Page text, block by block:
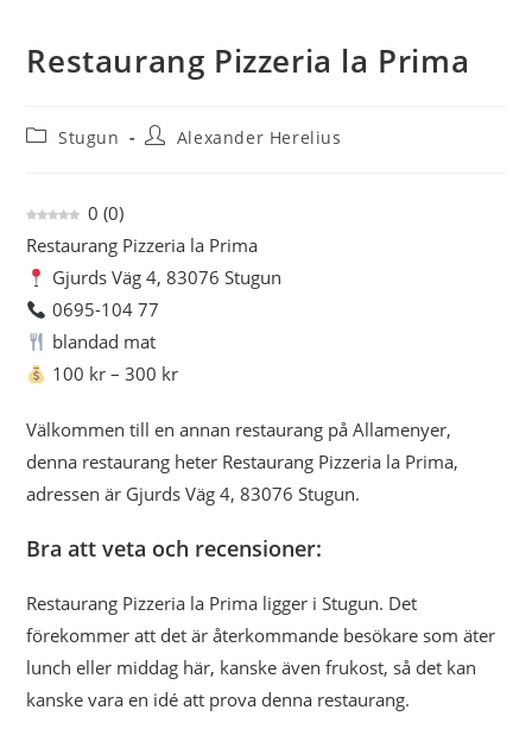
Restaurang Pizzeria la Prima
Inläggskategori:
Stugun Inläggsförfattare:
Alexander Herelius
0 (0)
Restaurang Pizzeria la Prima
Gjurds Väg 4, 83076 Stugun
0695-104 77
blandad mat
100 kr – 300 kr
Välkommen till en annan restaurang på Allamenyer,
denna restaurang heter Restaurang Pizzeria la Prima,
adressen är Gjurds Väg 4, 83076 Stugun.
Bra att veta och recensioner:
Restaurang Pizzeria la Prima ligger i Stugun. Det
förekommer att det är återkommande besökare som äter
lunch eller middag här, kanske även frukost, så det kan
kanske vara en idé att prova denna restaurang.